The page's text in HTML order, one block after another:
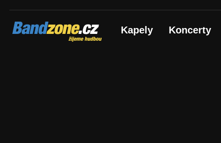
Bandzone.cz
žijeme hudbou Kapely Koncerty